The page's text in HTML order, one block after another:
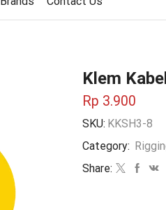
Klem
Rp 3.900
SKU: KKSH3-8
Category:
Share: